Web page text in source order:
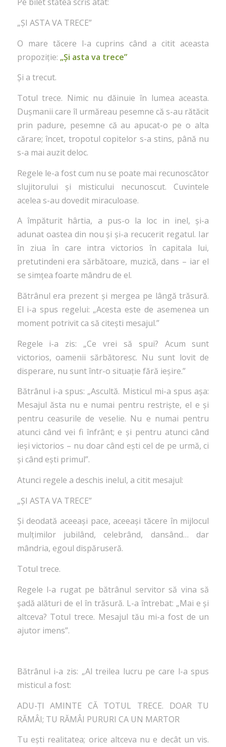
„ȘI ASTA VA TRECE”
O mare tăcere l-a cuprins când a citit aceasta
propoziție: „Și asta va trece”
Și a trecut.
Totul trece. Nimic nu dăinuie în lumea aceasta.
Dușmanii care îl urmăreau pesemne că s-au rătăcit
prin padure, pesemne că au apucat-o pe o alta
cărare; încet, tropotul copitelor s-a stins, până nu
s-a mai auzit deloc.
Regele le-a fost cum nu se poate mai recunoscător
slujitorului și misticului necunoscut. Cuvintele
acelea s-au dovedit miraculoase.
A împăturit hârtia, a pus-o la loc in inel, și-a
adunat oastea din nou și și-a recucerit regatul. Iar
în ziua în care intra victorios în capitala lui,
pretutindeni era sărbătoare, muzică, dans – iar el
se simțea foarte mândru de el.
Bătrânul era prezent și mergea pe lângă trăsură.
El i-a spus regelui: „Acesta este de asemenea un
moment potrivit ca să citești mesajul.”
Regele i-a zis: „Ce vrei să spui? Acum sunt
victorios, oamenii sărbătoresc. Nu sunt lovit de
disperare, nu sunt într-o situație fără ieșire.”
Bătrânul i-a spus: „Ascultă. Misticul mi-a spus așa:
Mesajul ăsta nu e numai pentru restriște, el e și
pentru ceasurile de veselie. Nu e numai pentru
atunci când vei fi înfrânt; e și pentru atunci când
ieși victorios – nu doar când ești cel de pe urmă, ci
și când ești primul”.
Atunci regele a deschis inelul, a citit mesajul:
„ȘI ASTA VA TRECE”
Și deodată aceeași pace, aceeași tăcere în mijlocul
mulțimilor jubilând, celebrând, dansând… dar
mândria, egoul dispăruseră.
Totul trece.
Regele l-a rugat pe bătrânul servitor să vina să
șadă alături de el în trăsură. L-a întrebat: „Mai e și
altceva? Totul trece. Mesajul tău mi-a fost de un
ajutor imens”.
Bătrânul i-a zis: „Al treilea lucru pe care l-a spus
misticul a fost:
ADU-ȚI AMINTE CĂ TOTUL TRECE. DOAR TU
RĂMÂI; TU RĂMÂI PURURI CA UN MARTOR
Tu ești realitatea; orice altceva nu e decât un vis.